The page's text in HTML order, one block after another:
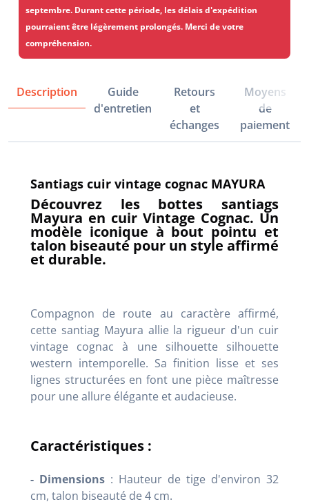
septembre. Durant cette période, les délais d'expédition
pourraient être légèrement prolongés. Merci de votre
compréhension.
Description
Guide
d'entretien
Retours
et
échanges
Moyens
de
paiement
Santiags cuir vintage cognac MAYURA
Découvrez les bottes santiags
Mayura en cuir Vintage Cognac. Un
modèle iconique à bout pointu et
talon biseauté pour un style affirmé
et durable.
Compagnon de route au caractère affirmé,
cette santiag Mayura allie la rigueur d'un cuir
vintage cognac à une silhouette silhouette
western intemporelle. Sa finition lisse et ses
lignes structurées en font une pièce maîtresse
pour une allure élégante et audacieuse.
Caractéristiques :
- Dimensions : Hauteur de tige d'environ 32
cm, talon biseauté de 4 cm.